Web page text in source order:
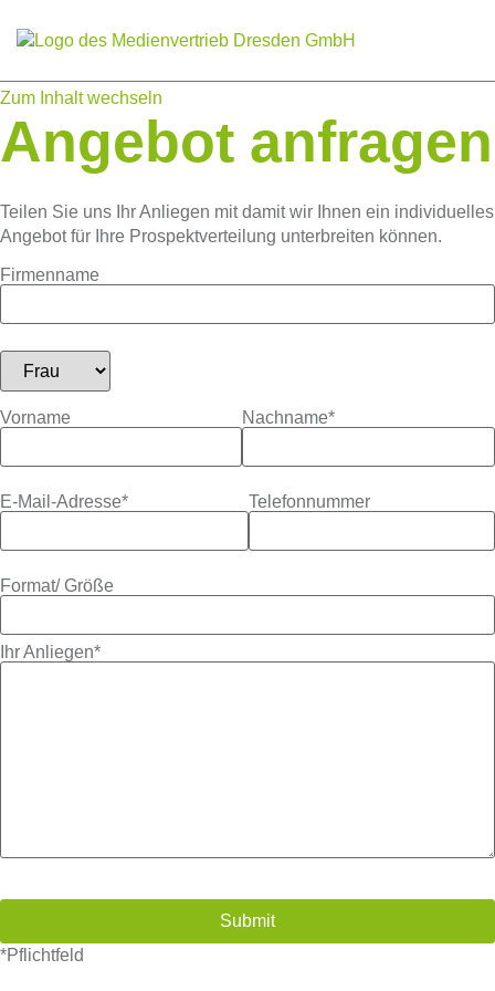
Zum Inhalt wechseln
Angebot anfragen
Teilen Sie uns Ihr Anliegen mit damit wir Ihnen ein individuelles
Angebot für Ihre Prospektverteilung unterbreiten können.
Firmenname
Vorname Nachname*
E-Mail-Adresse* Telefonnummer
Format/ Größe
Ihr Anliegen*
*Pflichtfeld